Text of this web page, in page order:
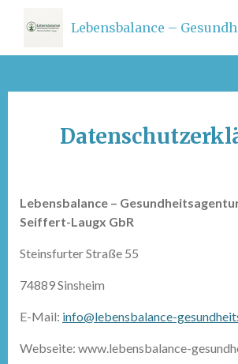
Hauptinhalt
springen
Lebensbalance –
Lebensbalance –
Seiffert-Laugx GbR
Steinsfurter Straße 55
74889 Sinsheim
E-Mail: info@lebensbalance-
Webseite: www.lebensbalance-